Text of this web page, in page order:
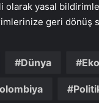
olarak yasal
geri dönüş
Dünya